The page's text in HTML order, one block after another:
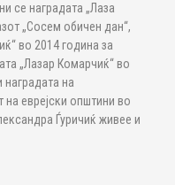
се наградата „Лаза
„Сосем обичен дан“,
во 2014 година за
„Лазар Комарчиќ“ во
наградата на
на еврејски општини во
Ѓуричиќ живее и